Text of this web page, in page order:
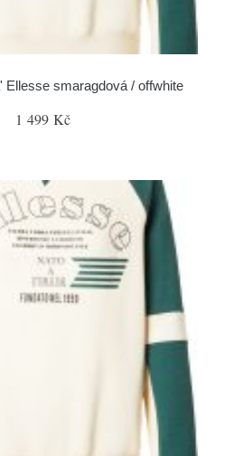
Ellesse smaragdová / offwhite
1 499 Kč